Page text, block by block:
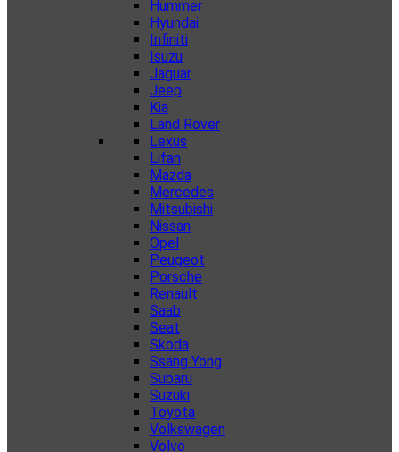
Hummer
Hyundai
Infiniti
Isuzu
Jaguar
Jeep
Kia
Land Rover
Lexus
Lifan
Mazda
Mercedes
Mitsubishi
Nissan
Opel
Peugeot
Porsche
Renault
Saab
Seat
Skoda
Ssang Yong
Subaru
Suzuki
Toyota
Volkswagen
Volvo